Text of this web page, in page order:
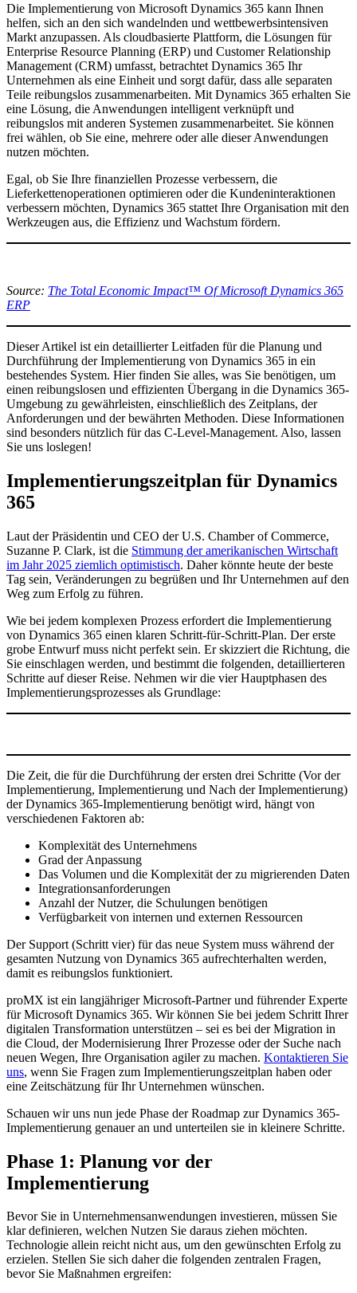
Die Implementierung von Microsoft Dynamics 365 kann Ihnen
helfen, sich an den sich wandelnden und wettbewerbsintensiven
Markt anzupassen. Als cloudbasierte Plattform, die Lösungen für
Enterprise Resource Planning (ERP) und Customer Relationship
Management (CRM) umfasst, betrachtet Dynamics 365 Ihr
Unternehmen als eine Einheit und sorgt dafür, dass alle separaten
Teile reibungslos zusammenarbeiten. Mit Dynamics 365 erhalten Sie
eine Lösung, die Anwendungen intelligent verknüpft und
reibungslos mit anderen Systemen zusammenarbeitet. Sie können
frei wählen, ob Sie eine, mehrere oder alle dieser Anwendungen
nutzen möchten.
Egal, ob Sie Ihre finanziellen Prozesse verbessern, die
Lieferkettenoperationen optimieren oder die Kundeninteraktionen
verbessern möchten, Dynamics 365 stattet Ihre Organisation mit den
Werkzeugen aus, die Effizienz und Wachstum fördern.
Source: The Total Economic Impact™ Of Microsoft Dynamics 365
ERP
Dieser Artikel ist ein detaillierter Leitfaden für die Planung und
Durchführung der Implementierung von Dynamics 365 in ein
bestehendes System. Hier finden Sie alles, was Sie benötigen, um
einen reibungslosen und effizienten Übergang in die Dynamics 365-
Umgebung zu gewährleisten, einschließlich des Zeitplans, der
Anforderungen und der bewährten Methoden. Diese Informationen
sind besonders nützlich für das C-Level-Management. Also, lassen
Sie uns loslegen!
Implementierungszeitplan für Dynamics
365
Laut der Präsidentin und CEO der U.S. Chamber of Commerce,
Suzanne P. Clark, ist die Stimmung der amerikanischen Wirtschaft
im Jahr 2025 ziemlich optimistisch. Daher könnte heute der beste
Tag sein, Veränderungen zu begrüßen und Ihr Unternehmen auf den
Weg zum Erfolg zu führen.
Wie bei jedem komplexen Prozess erfordert die Implementierung
von Dynamics 365 einen klaren Schritt-für-Schritt-Plan. Der erste
grobe Entwurf muss nicht perfekt sein. Er skizziert die Richtung, die
Sie einschlagen werden, und bestimmt die folgenden, detaillierteren
Schritte auf dieser Reise. Nehmen wir die vier Hauptphasen des
Implementierungsprozesses als Grundlage:
Die Zeit, die für die Durchführung der ersten drei Schritte (Vor der
Implementierung, Implementierung und Nach der Implementierung)
der Dynamics 365-Implementierung benötigt wird, hängt von
verschiedenen Faktoren ab:
Komplexität des Unternehmens
Grad der Anpassung
Das Volumen und die Komplexität der zu migrierenden Daten
Integrationsanforderungen
Anzahl der Nutzer, die Schulungen benötigen
Verfügbarkeit von internen und externen Ressourcen
Der Support (Schritt vier) für das neue System muss während der
gesamten Nutzung von Dynamics 365 aufrechterhalten werden,
damit es reibungslos funktioniert.
proMX ist ein langjähriger Microsoft-Partner und führender Experte
für Microsoft Dynamics 365. Wir können Sie bei jedem Schritt Ihrer
digitalen Transformation unterstützen – sei es bei der Migration in
die Cloud, der Modernisierung Ihrer Prozesse oder der Suche nach
neuen Wegen, Ihre Organisation agiler zu machen. Kontaktieren Sie
uns, wenn Sie Fragen zum Implementierungszeitplan haben oder
eine Zeitschätzung für Ihr Unternehmen wünschen.
Schauen wir uns nun jede Phase der Roadmap zur Dynamics 365-
Implementierung genauer an und unterteilen sie in kleinere Schritte.
Phase 1: Planung vor der
Implementierung
Bevor Sie in Unternehmensanwendungen investieren, müssen Sie
klar definieren, welchen Nutzen Sie daraus ziehen möchten.
Technologie allein reicht nicht aus, um den gewünschten Erfolg zu
erzielen. Stellen Sie sich daher die folgenden zentralen Fragen,
bevor Sie Maßnahmen ergreifen: